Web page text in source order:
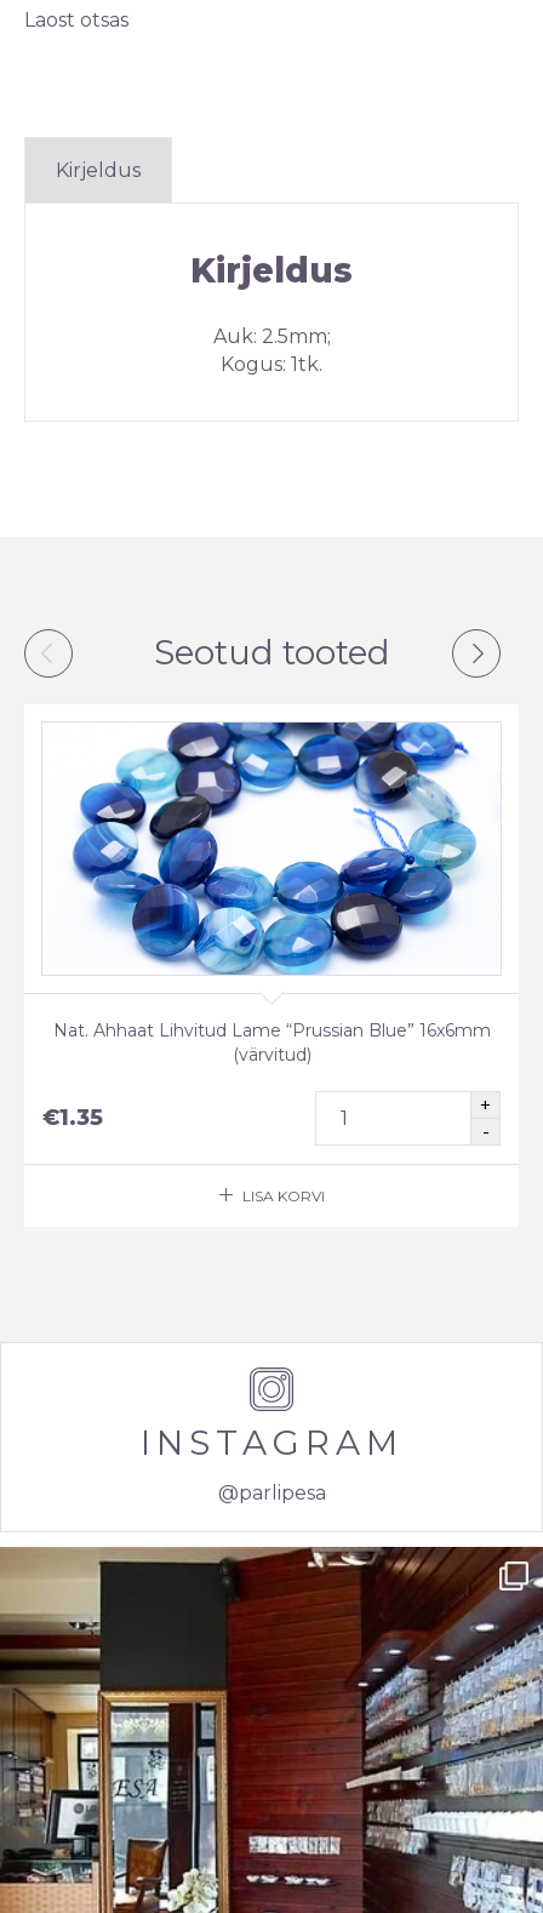
Laost otsas
Kirjeldus
Kirjeldus
Auk: 2.5mm;
Kogus: 1tk.
Seotud tooted
Nat. Ahhaat Lihvitud Lame “Prussian Blue” 16x6mm
(värvitud)
€1.35
LISA KORVI
INSTAGRAM
@parlipesa